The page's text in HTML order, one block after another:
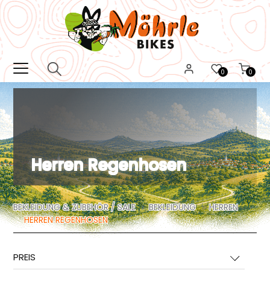
0
0
Herren Regenhosen
BEKLEIDUNG & ZUBEHÖR / SALE BEKLEIDUNG
HERREN
HERREN REGENHOSEN
PREIS